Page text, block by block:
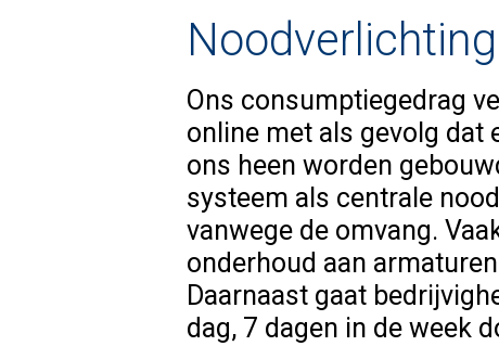
Ons consumptiegedrag
online met als gevolg dat
ons heen worden
systeem als centrale
vanwege de omvang.
onderhoud aan
Daarnaast gaat
dag, 7 dagen in de week